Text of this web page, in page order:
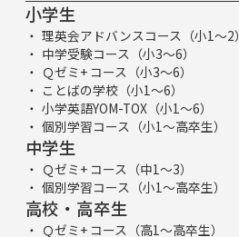
小学生
理英会アドバンスコース（小1～2）
中学受験コース（小3～6）
Ｑゼミ+ コース（小3～6）
ことばの学校（小1～6）
小学英語YOM-TOX（小1～6）
個別学習コース（小1～高卒生）
中学生
Ｑゼミ+ コース（中1～3）
個別学習コース（小1～高卒生）
高校・高卒生
Ｑゼミ+ コース（高1～高卒生）